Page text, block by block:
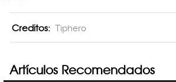
Creditos: Tiphero
Artículos Recomendados